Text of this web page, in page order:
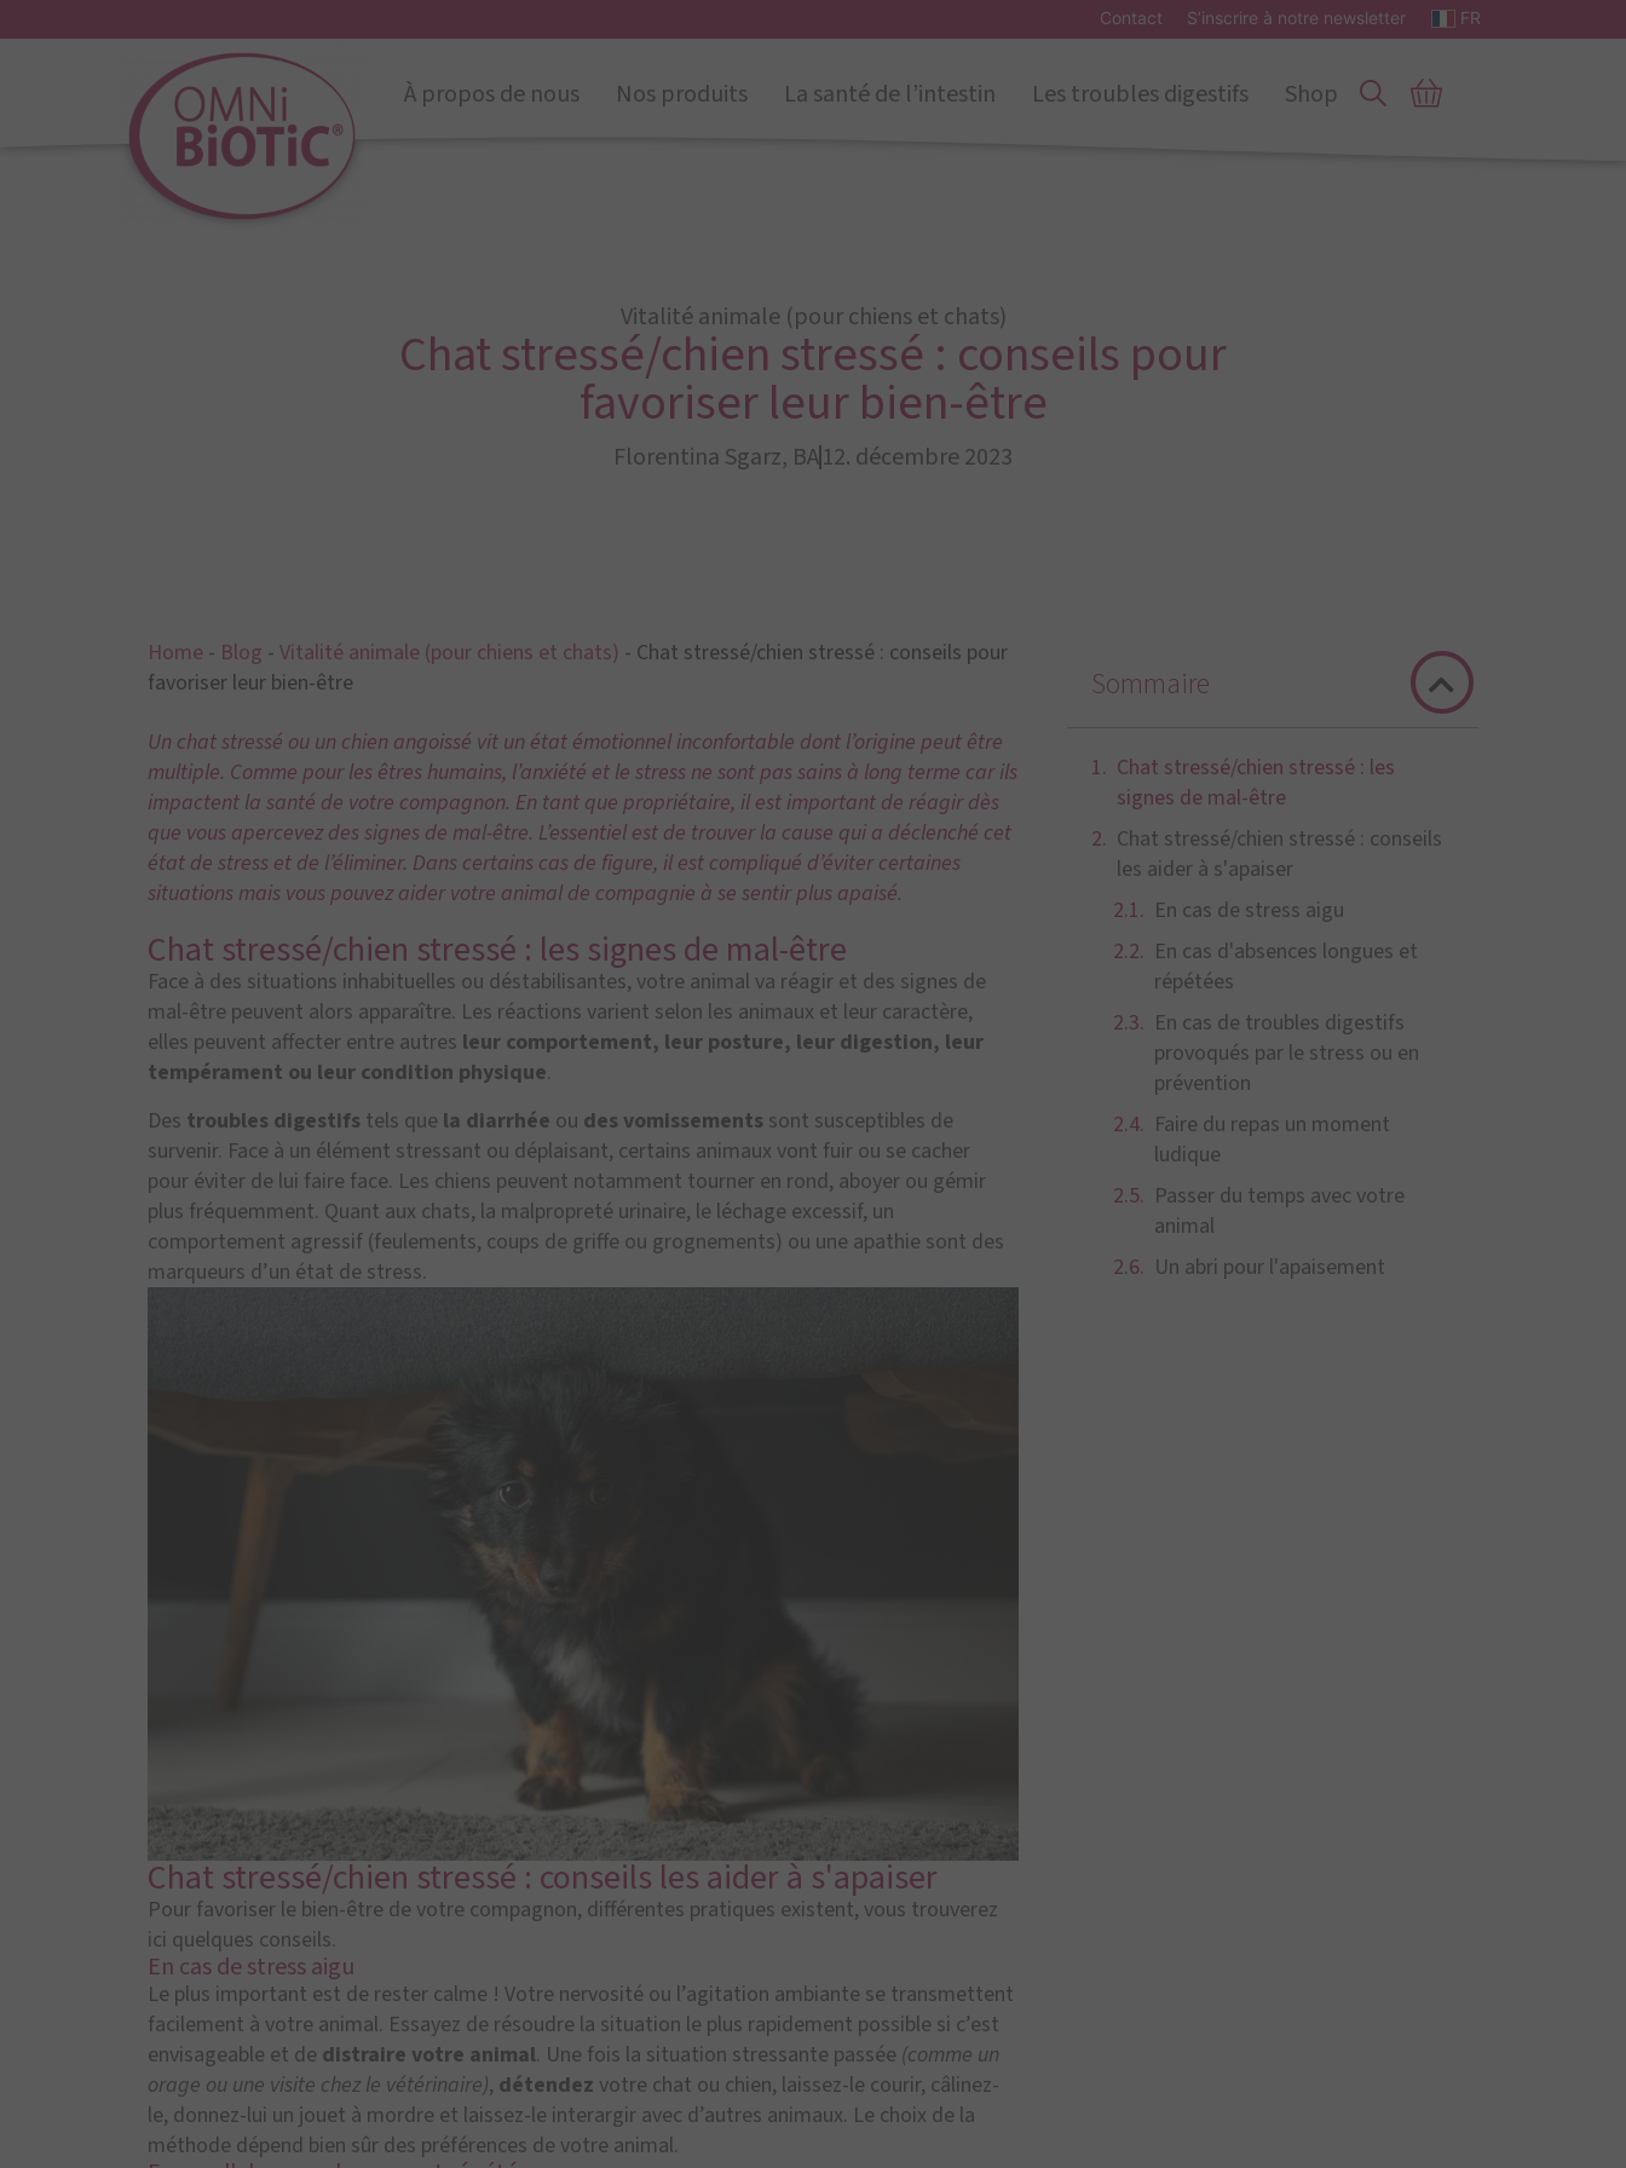
Contact S’inscrire à notre newsletter FR
À propos de nous Nos produits La santé de l’intestin Les troubles digestifs Shop
Vitalité animale (pour chiens et chats)
Chat stressé/chien stressé : conseils pour
favoriser leur bien-être
Florentina Sgarz, BA12. décembre 2023
Home - Blog - Vitalité animale (pour chiens et chats) - Chat stressé/chien stressé : conseils pour
favoriser leur bien-être
Un chat stressé ou un chien angoissé vit un état émotionnel inconfortable dont l’origine peut être
multiple. Comme pour les êtres humains, l’anxiété et le stress ne sont pas sains à long terme car ils
impactent la santé de votre compagnon. En tant que propriétaire, il est important de réagir dès
que vous apercevez des signes de mal-être. L’essentiel est de trouver la cause qui a déclenché cet
état de stress et de l’éliminer. Dans certains cas de figure, il est compliqué d’éviter certaines
situations mais vous pouvez aider votre animal de compagnie à se sentir plus apaisé.
Chat stressé/chien stressé : les signes de mal-être
Face à des situations inhabituelles ou déstabilisantes, votre animal va réagir et des signes de
mal-être peuvent alors apparaître. Les réactions varient selon les animaux et leur caractère,
elles peuvent affecter entre autres leur comportement, leur posture, leur digestion, leur
tempérament ou leur condition physique.
Des troubles digestifs tels que la diarrhée ou des vomissements sont susceptibles de
survenir. Face à un élément stressant ou déplaisant, certains animaux vont fuir ou se cacher
pour éviter de lui faire face. Les chiens peuvent notamment tourner en rond, aboyer ou gémir
plus fréquemment. Quant aux chats, la malpropreté urinaire, le léchage excessif, un
comportement agressif (feulements, coups de griffe ou grognements) ou une apathie sont des
marqueurs d’un état de stress.
Chat stressé/chien stressé : conseils les aider à s'apaiser
Pour favoriser le bien-être de votre compagnon, différentes pratiques existent, vous trouverez
ici quelques conseils.
En cas de stress aigu
Le plus important est de rester calme ! Votre nervosité ou l’agitation ambiante se transmettent
facilement à votre animal. Essayez de résoudre la situation le plus rapidement possible si c’est
envisageable et de distraire votre animal. Une fois la situation stressante passée (comme un
orage ou une visite chez le vétérinaire), détendez votre chat ou chien, laissez-le courir, câlinez-
le, donnez-lui un jouet à mordre et laissez-le interargir avec d’autres animaux. Le choix de la
méthode dépend bien sûr des préférences de votre animal.
Sommaire
Chat stressé/chien stressé : les
signes de mal-être
Chat stressé/chien stressé : conseils
les aider à s'apaiser
En cas de stress aigu
En cas d'absences longues et
répétées
En cas de troubles digestifs
provoqués par le stress ou en
prévention
Faire du repas un moment
ludique
Passer du temps avec votre
animal
Un abri pour l'apaisement